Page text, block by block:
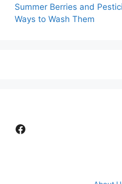
Summer Berries and
Ways to Wash Them
Facebook